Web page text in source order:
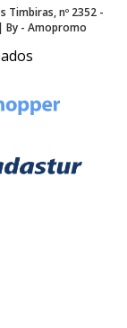
Timbiras, nº 2352 -
By - Amopromo